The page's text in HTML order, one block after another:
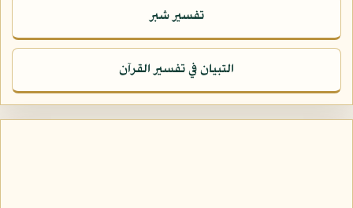
تفسير شبر
التبيان في تفسير القرآن